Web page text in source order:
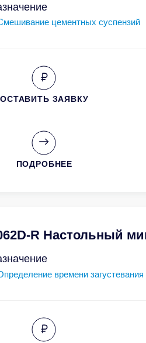
цементных суспензий
ОСТАВИТЬ ЗАЯВКУ
ПОДРОБНЕЕ
R Настольный
времени